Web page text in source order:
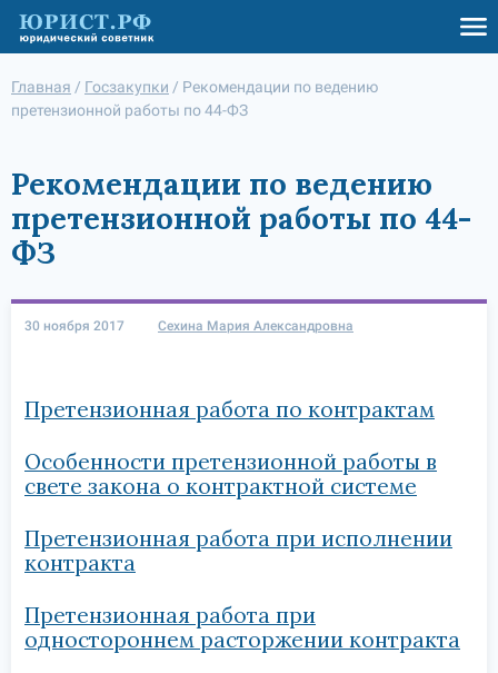
Главная / Госзакупки / Рекомендации по ведению
претензионной работы по 44-ФЗ
Рекомендации по ведению
претензионной работы по 44-
ФЗ
30 ноября 2017 Сехина Мария Александровна
Претензионная работа по контрактам
Особенности претензионной работы в
свете закона о контрактной системе
Претензионная работа при исполнении
контракта
Претензионная работа при
одностороннем расторжении контракта